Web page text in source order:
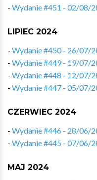
- Wydanie #451 - 02/08/
LIPIEC 2024
- Wydanie #450 - 26/07/
- Wydanie #449 - 19/07/
- Wydanie #448 - 12/07/
- Wydanie #447 - 05/07/
CZERWIEC 2024
- Wydanie #446 - 28/06/
- Wydanie #445 - 07/06/
MAJ 2024